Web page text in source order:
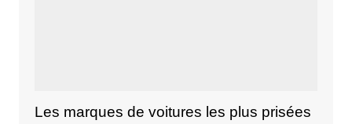
Les marques de voitures les plus prisées